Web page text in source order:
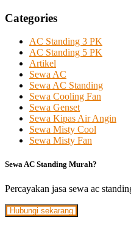
Categories
AC Standing 3 PK
AC Standing 5 PK
Artikel
Sewa AC
Sewa AC Standing
Sewa Cooling Fan
Sewa Genset
Sewa Kipas Air Angin
Sewa Misty Cool
Sewa Misty Fan
Sewa AC Standing Murah?
Percayakan jasa sewa ac
Hubungi sekarang